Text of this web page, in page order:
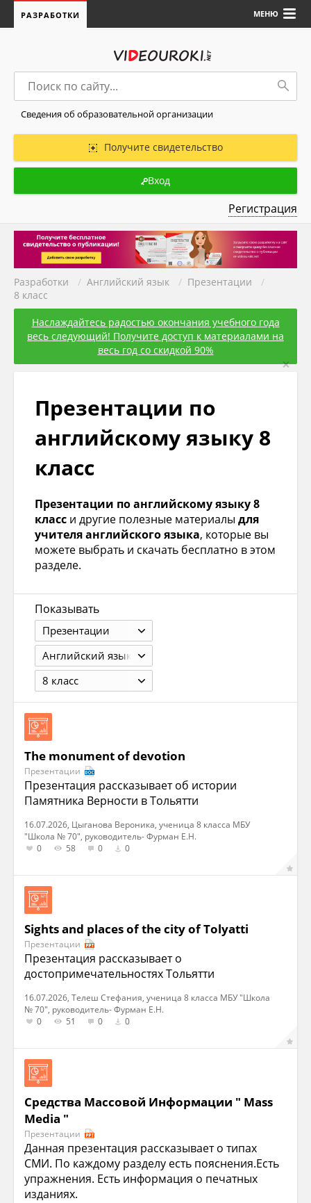
МЕНЮ
РАЗРАБОТКИ
Сведения об образовательной организации
Получите свидетельство
Вход
Регистрация
Разработки / Английский язык / Презентации
/
8 класс
Наслаждайтесь радостью окончания учебного года
весь следующий! Получите доступ к материалами на
весь год со скидкой 90%
×
Презентации по
английскому языку 8
класс
Презентации по английскому языку 8
класс и другие полезные материалы для
учителя английского языка, которые вы
можете выбрать и скачать бесплатно в этом
разделе.
Показывать
Презентации
Английский язык
8 класс
The monument of devotion
Презентации
Презентация рассказывает об истории
Памятника Верности в Тольятти
16.07.2026, Цыганова Вероника, ученица 8 класса МБУ
"Школа № 70", руководитель- Фурман Е.Н.
0
58 0 0
Sights and places of the city of Tolyatti
Презентации
Презентация рассказывает о
достопримечательностях Тольятти
16.07.2026, Телеш Стефания, ученица 8 класса МБУ "Школа
№ 70", руководитель- Фурман Е.Н.
0
51 0 0
Средства Массовой Информации " Mass
Media "
Презентации
Данная презентация рассказывает о типах
СМИ. По каждому разделу есть пояснения.Есть
упражнения. Есть информация о печатных
изданиях.